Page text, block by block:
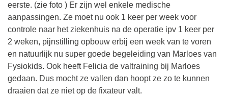
eerste. (zie foto ) Er zijn wel enkele medische
aanpassingen. Ze moet nu ook 1 keer per week voor
controle naar het ziekenhuis na de operatie ipv 1 keer per
2 weken, pijnstilling opbouw erbij een week van te voren
en natuurlijk nu super goede begeleiding van Marloes van
Fysiokids. Ook heeft Felicia de valtraining bij Marloes
gedaan. Dus mocht ze vallen dan hoopt ze zo te kunnen
draaien dat ze niet op de fixateur valt.